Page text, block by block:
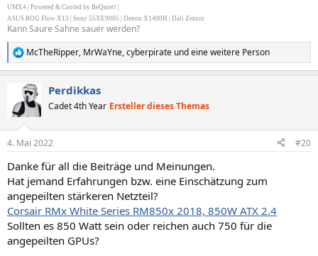
UMX4 | Powered & Cooled by BeQuiet! |
ASUS ROG Flow X13 | Sony 55XE9005 | Denon X1400H | Dali Zensor
Kann Saure Sahne sauer werden?
R
e
t
i
e
:
McTheRipper, MrWaYne,cyberpirate und eine weitere Person
Perdikkas
Cadet 4th Year Ersteller dieses Themas
4. Mai 2022 #20
Danke für all die Beiträge und Meinungen.
Hat jemand Erfahrungen bzw. eine Einschätzung zum
angepeilten stärkeren Netzteil?
Corsair RMx White Series RM850x 2018, 850W ATX 2.4
Sollten es 850 Watt sein oder reichen auch 750 für die
angepeilten GPUs?